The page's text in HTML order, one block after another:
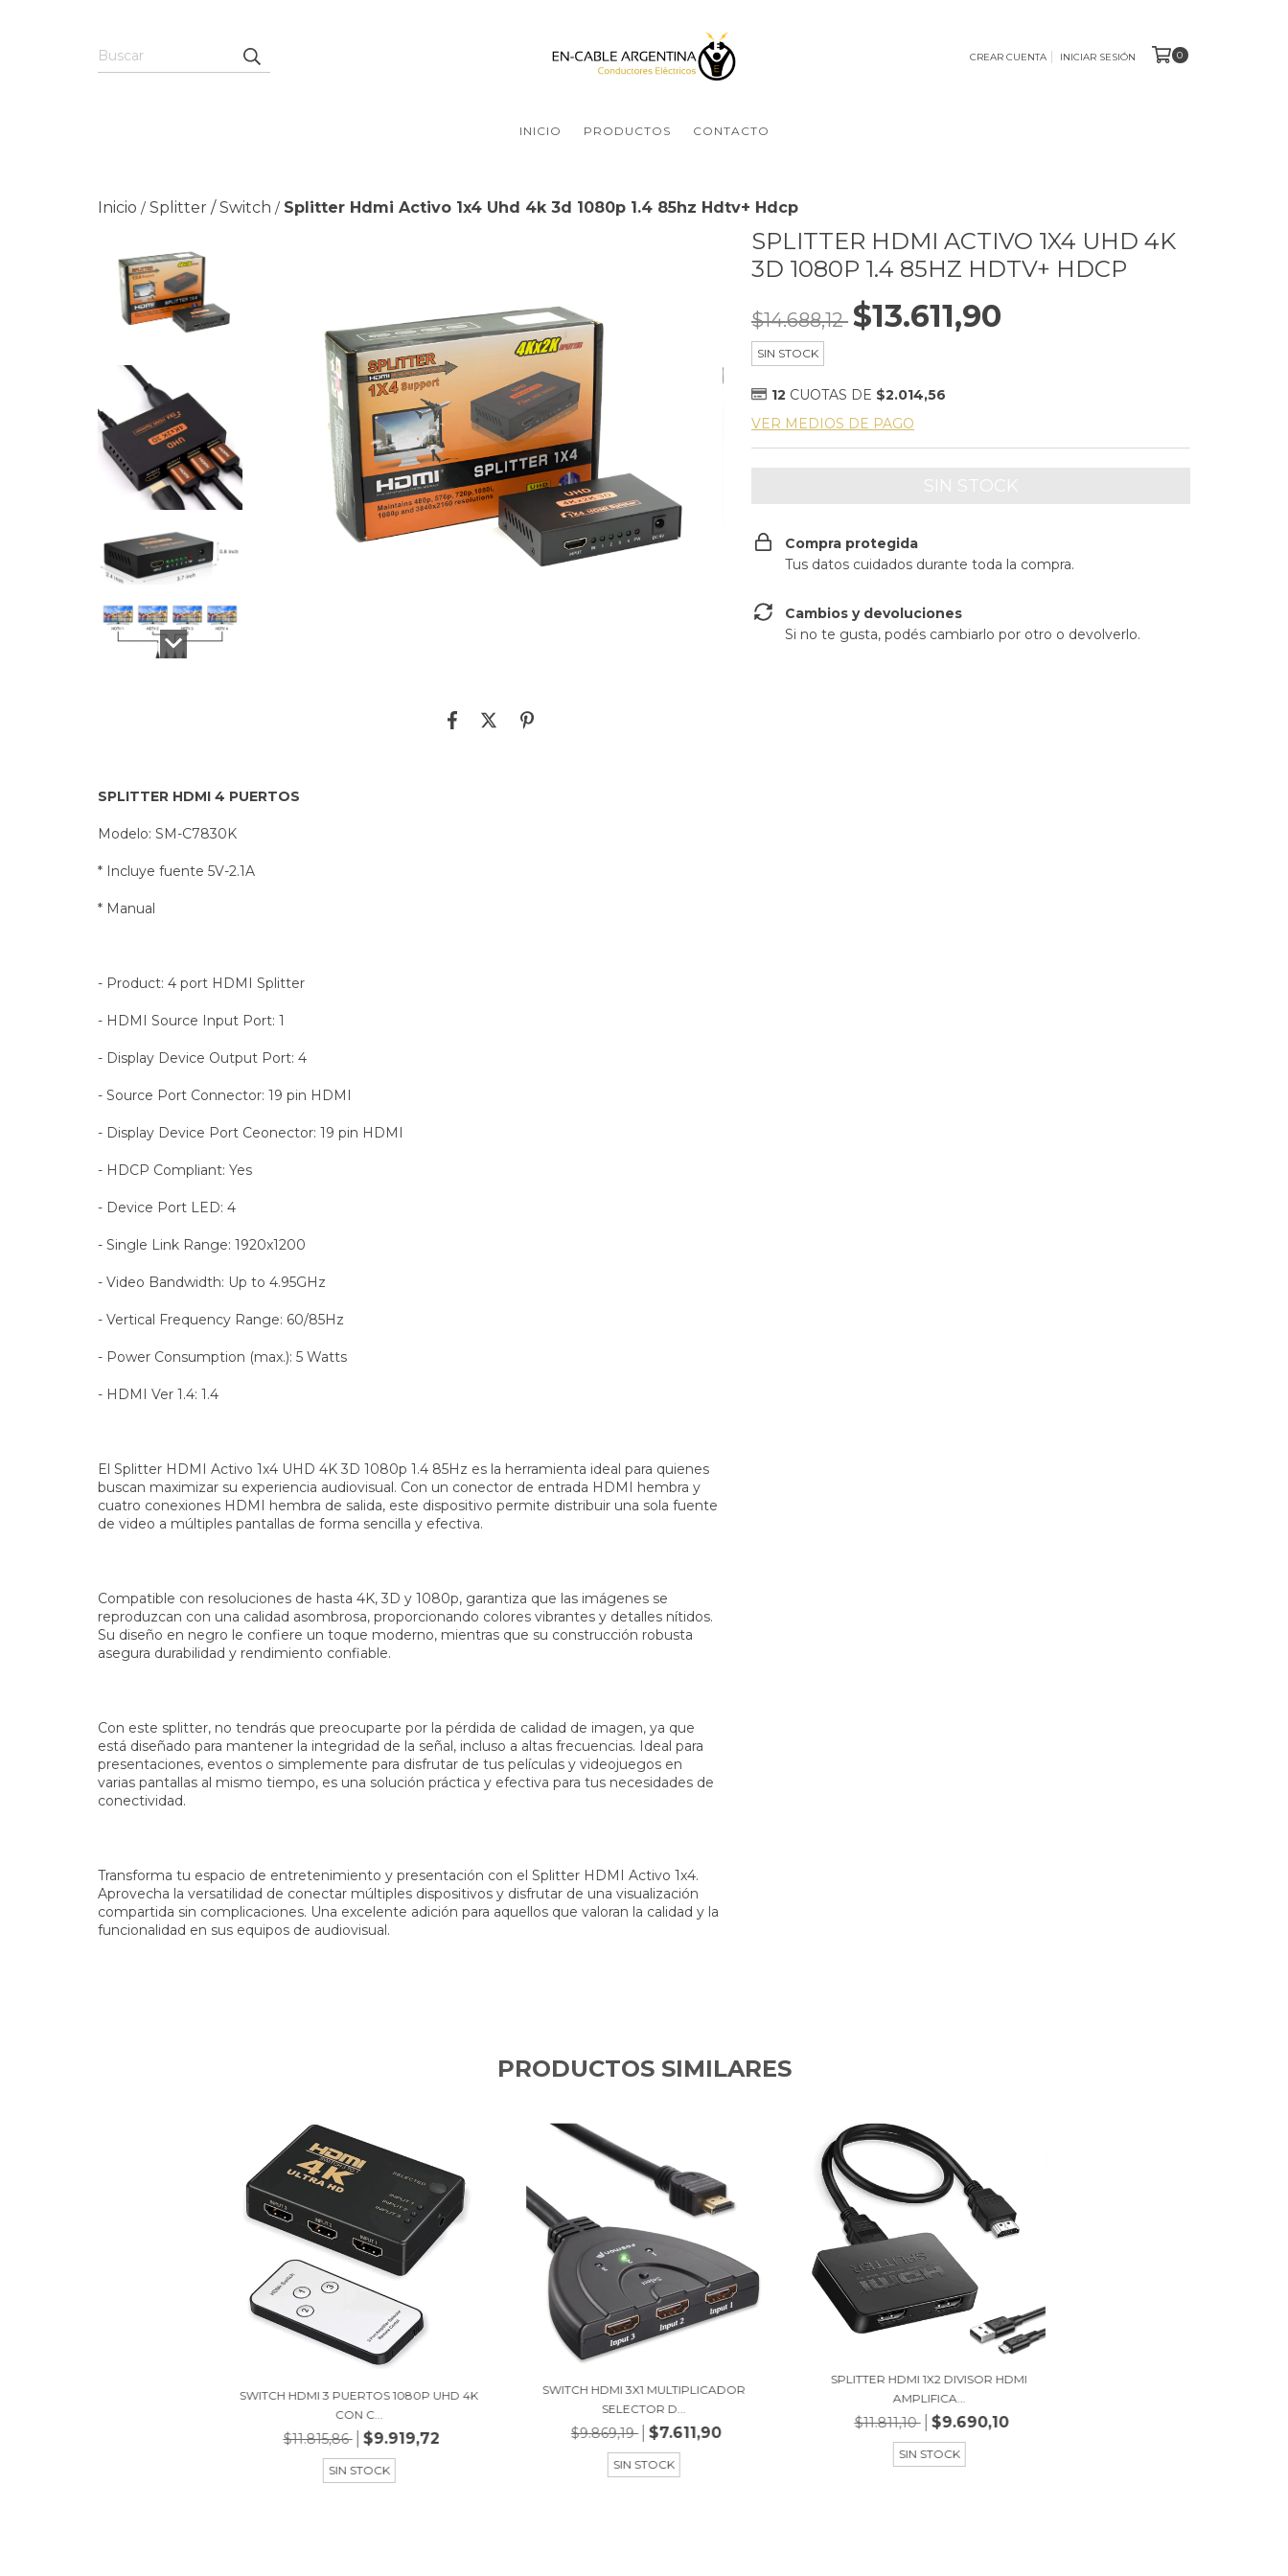
CREAR CUENTA INICIAR SESIÓN 0
INICIO PRODUCTOS CONTACTO
Inicio / Splitter / Switch / Splitter Hdmi Activo 1x4 Uhd 4k 3d 1080p 1.4 85hz Hdtv+ Hdcp
SPLITTER HDMI 4 PUERTOS
Modelo: SM-C7830K
* Incluye fuente 5V-2.1A
* Manual
- Product: 4 port HDMI Splitter
- HDMI Source Input Port: 1
- Display Device Output Port: 4
- Source Port Connector: 19 pin HDMI
- Display Device Port Ceonector: 19 pin HDMI
- HDCP Compliant: Yes
- Device Port LED: 4
- Single Link Range: 1920x1200
- Video Bandwidth: Up to 4.95GHz
- Vertical Frequency Range: 60/85Hz
- Power Consumption (max.): 5 Watts
- HDMI Ver 1.4: 1.4
El Splitter HDMI Activo 1x4 UHD 4K 3D 1080p 1.4 85Hz es la herramienta ideal para quienes
buscan maximizar su experiencia audiovisual. Con un conector de entrada HDMI hembra y
cuatro conexiones HDMI hembra de salida, este dispositivo permite distribuir una sola fuente
de video a múltiples pantallas de forma sencilla y efectiva.
Compatible con resoluciones de hasta 4K, 3D y 1080p, garantiza que las imágenes se
reproduzcan con una calidad asombrosa, proporcionando colores vibrantes y detalles nítidos.
Su diseño en negro le confiere un toque moderno, mientras que su construcción robusta
asegura durabilidad y rendimiento confiable.
Con este splitter, no tendrás que preocuparte por la pérdida de calidad de imagen, ya que
está diseñado para mantener la integridad de la señal, incluso a altas frecuencias. Ideal para
presentaciones, eventos o simplemente para disfrutar de tus películas y videojuegos en
varias pantallas al mismo tiempo, es una solución práctica y efectiva para tus necesidades de
conectividad.
Transforma tu espacio de entretenimiento y presentación con el Splitter HDMI Activo 1x4.
Aprovecha la versatilidad de conectar múltiples dispositivos y disfrutar de una visualización
compartida sin complicaciones. Una excelente adición para aquellos que valoran la calidad y la
funcionalidad en sus equipos de audiovisual.
SPLITTER HDMI ACTIVO 1X4 UHD 4K
3D 1080P 1.4 85HZ HDTV+ HDCP
$14.688,12 $13.611,90
SIN STOCK
12 CUOTAS DE $2.014,56
VER MEDIOS DE PAGO
Compra protegida
Tus datos cuidados durante toda la compra.
Cambios y devoluciones
Si no te gusta, podés cambiarlo por otro o devolverlo.
PRODUCTOS SIMILARES
SWITCH HDMI 3 PUERTOS 1080P UHD 4K
CON C...
$11.815,86 $9.919,72
SIN STOCK
SWITCH HDMI 3X1 MULTIPLICADOR
SELECTOR D...
$9.869,19 $7.611,90
SIN STOCK
SPLITTER HDMI 1X2 DIVISOR HDMI
AMPLIFICA...
$11.811,10 $9.690,10
SIN STOCK